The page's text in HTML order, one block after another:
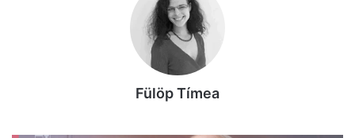
Fülöp Tímea